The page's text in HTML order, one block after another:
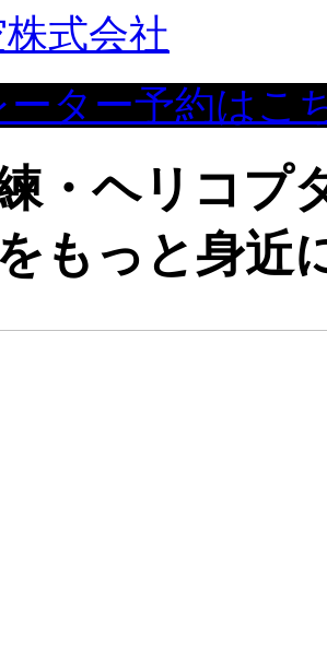
式会社
ーター予約はこ
・ヘリコプ
もっと身近